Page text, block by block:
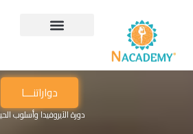
دواراتنـــا
دورة الآيروفيدا وأسلوب